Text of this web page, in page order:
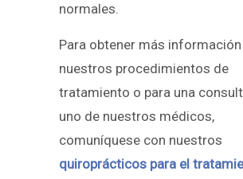
normales.
Para obtener más
nuestros procedimientos de
tratamiento o para una
uno de nuestros médicos,
comuníquese con nuestros
quiroprácticos para el